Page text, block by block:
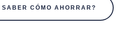
CÓMO AHORRAR?